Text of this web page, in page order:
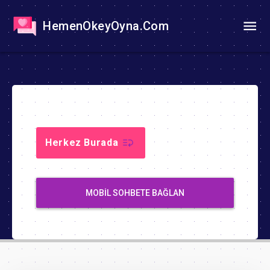
HemenOkeyOyna.Com
Herkez Burada
MOBIL SOHBETE BAĞLAN